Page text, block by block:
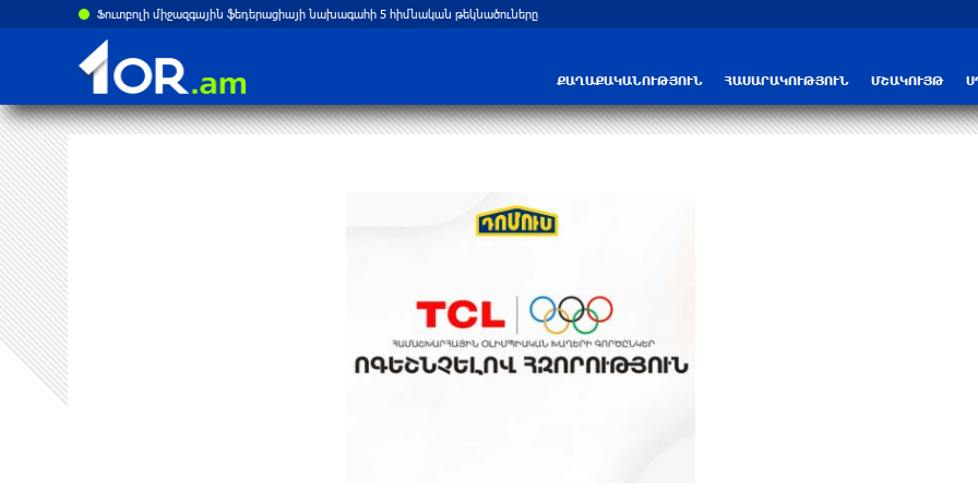
Ֆուտբոլի միջազգային ֆեդերացիայի նախագահի 5 հիմնական թեկնածուները
ՔԱՂԱՔԱԿԱՆՈՒԹՅՈՒՆ ՀԱՍԱՐԱԿՈՒԹՅՈՒՆ ՄՇԱԿՈՒՅԹ